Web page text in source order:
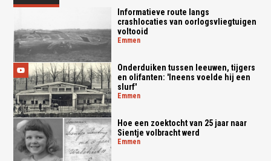
Informatieve route langs
crashlocaties van oorlogsvliegtuigen
voltooid
emmen
Onderduiken tussen leeuwen, tijgers
en olifanten: 'Ineens voelde hij een
slurf'
emmen
Hoe een zoektocht van 25 jaar naar
Sientje volbracht werd
emmen